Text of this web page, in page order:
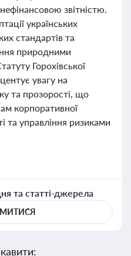
звітністю.
українських
стандартів та
природними
Горохівської
увагу на
та прозорості, що
корпоративної
та управління ризиками
та статті-джерела